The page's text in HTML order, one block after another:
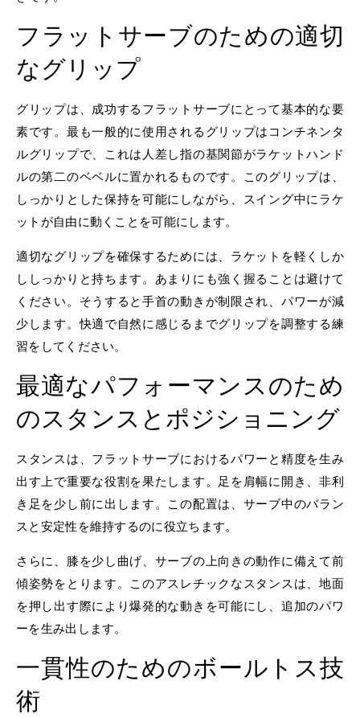
フラットサーブのための適切
なグリップ
グリップは、成功するフラットサーブにとって基本的な要
素です。最も一般的に使用されるグリップはコンチネンタ
ルグリップで、これは人差し指の基関節がラケットハンド
ルの第二のベベルに置かれるものです。このグリップは、
しっかりとした保持を可能にしながら、スイング中にラケ
ットが自由に動くことを可能にします。
適切なグリップを確保するためには、ラケットを軽くしか
ししっかりと持ちます。あまりにも強く握ることは避けて
ください。そうすると手首の動きが制限され、パワーが減
少します。快適で自然に感じるまでグリップを調整する練
習をしてください。
最適なパフォーマンスのため
のスタンスとポジショニング
スタンスは、フラットサーブにおけるパワーと精度を生み
出す上で重要な役割を果たします。足を肩幅に開き、非利
き足を少し前に出します。この配置は、サーブ中のバラン
スと安定性を維持するのに役立ちます。
さらに、膝を少し曲げ、サーブの上向きの動作に備えて前
傾姿勢をとります。このアスレチックなスタンスは、地面
を押し出す際により爆発的な動きを可能にし、追加のパワ
ーを生み出します。
一貫性のためのボールトス技
術